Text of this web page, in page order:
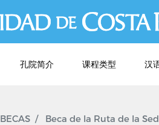
孔院简介 课程类型 汉
BECAS Beca de la Ruta de la